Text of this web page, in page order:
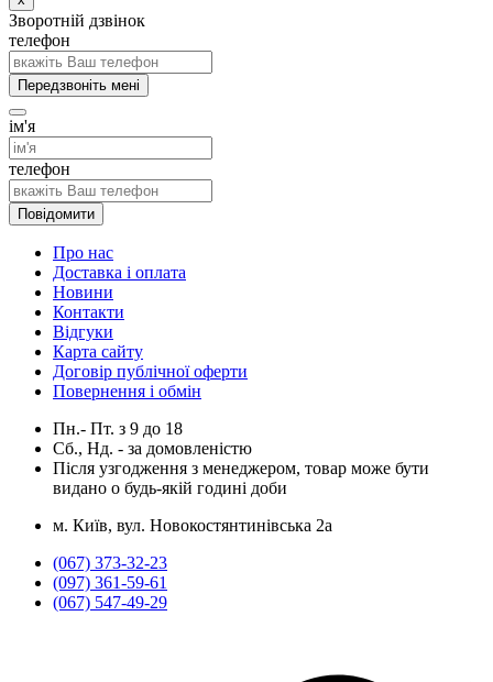
Зворотній дзвінок
телефон
Передзвоніть мені
ім'я
телефон
Повідомити
Про нас
Доставка і оплата
Новини
Контакти
Відгуки
Карта сайту
Договір публічної оферти
Повернення і обмін
Пн.- Пт. з 9 до 18
Сб., Нд. - за домовленістю
Після узгодження з менеджером, товар може бути
видано о будь-якій годині доби
м. Київ, вул. Новокостянтинівська 2а
(067) 373-32-23
(097) 361-59-61
(067) 547-49-29